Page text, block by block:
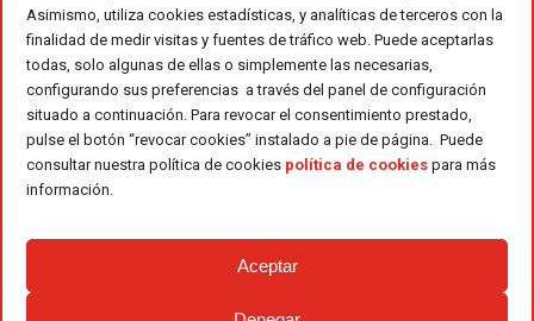
Asimismo, utiliza cookies estadísticas, y analíticas de terceros con la
finalidad de medir visitas y fuentes de tráfico web. Puede aceptarlas
todas, solo algunas de ellas o simplemente las necesarias,
configurando sus preferencias a través del panel de configuración
situado a continuación. Para revocar el consentimiento prestado,
pulse el botón “revocar cookies” instalado a pie de página. Puede
consultar nuestra política de cookies política de cookies para más
información.
Aceptar